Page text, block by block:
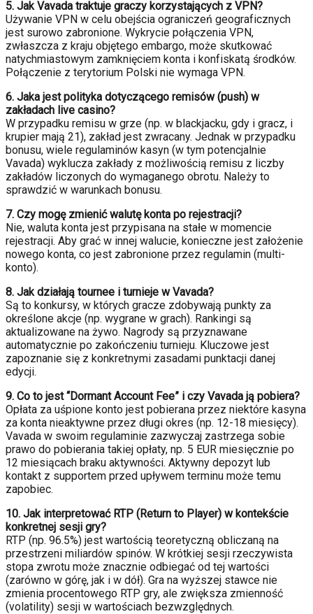
5. Jak Vavada traktuje graczy korzystających z VPN?
Używanie VPN w celu obejścia ograniczeń geograficznych
jest surowo zabronione. Wykrycie połączenia VPN,
zwłaszcza z kraju objętego embargo, może skutkować
natychmiastowym zamknięciem konta i konfiskatą środków.
Połączenie z terytorium Polski nie wymaga VPN.
6. Jaka jest polityka dotyczącego remisów (push) w
zakładach live casino?
W przypadku remisu w grze (np. w blackjacku, gdy i gracz, i
krupier mają 21), zakład jest zwracany. Jednak w przypadku
bonusu, wiele regulaminów kasyn (w tym potencjalnie
Vavada) wyklucza zakłady z możliwością remisu z liczby
zakładów liczonych do wymaganego obrotu. Należy to
sprawdzić w warunkach bonusu.
7. Czy mogę zmienić walutę konta po rejestracji?
Nie, waluta konta jest przypisana na stałe w momencie
rejestracji. Aby grać w innej walucie, konieczne jest założenie
nowego konta, co jest zabronione przez regulamin (multi-
konto).
8. Jak działają tournee i turnieje w Vavada?
Są to konkursy, w których gracze zdobywają punkty za
określone akcje (np. wygrane w grach). Rankingi są
aktualizowane na żywo. Nagrody są przyznawane
automatycznie po zakończeniu turnieju. Kluczowe jest
zapoznanie się z konkretnymi zasadami punktacji danej
edycji.
9. Co to jest “Dormant Account Fee” i czy Vavada ją pobiera?
Opłata za uśpione konto jest pobierana przez niektóre kasyna
za konta nieaktywne przez długi okres (np. 12-18 miesięcy).
Vavada w swoim regulaminie zazwyczaj zastrzega sobie
prawo do pobierania takiej opłaty, np. 5 EUR miesięcznie po
12 miesiącach braku aktywności. Aktywny depozyt lub
kontakt z supportem przed upływem terminu może temu
zapobiec.
10. Jak interpretować RTP (Return to Player) w kontekście
konkretnej sesji gry?
RTP (np. 96.5%) jest wartością teoretyczną obliczaną na
przestrzeni miliardów spinów. W krótkiej sesji rzeczywista
stopa zwrotu może znacznie odbiegać od tej wartości
(zarówno w górę, jak i w dół). Gra na wyższej stawce nie
zmienia procentowego RTP gry, ale zwiększa zmienność
(volatility) sesji w wartościach bezwzględnych.